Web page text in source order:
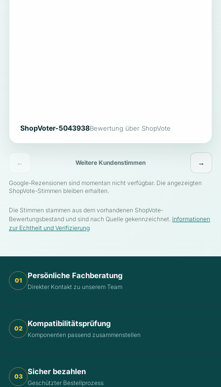
ShopVoter-5043938Bewertung über ShopVote
← Weitere Kundenstimmen →
Google-Rezensionen sind momentan nicht verfügbar. Die angezeigten
ShopVote-Stimmen bleiben erhalten.
Die Stimmen stammen aus dem vorhandenen ShopVote-
Bewertungsbestand und sind nach Quelle gekennzeichnet. Informationen
zur Echtheit und Verifizierung
01
Persönliche Fachberatung
Direkter Kontakt zu unserem Team
02
Kompatibilitätsprüfung
Komponenten passend zusammenstellen
03
Sicher bezahlen
Geschützter Bestellprozess